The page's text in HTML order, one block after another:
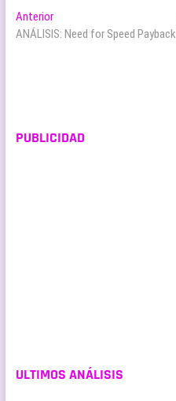
Navegación
de
AnteriorEntrada
anterior:
ANÁLISIS: Need for Speed Payback
PUBLICIDAD
ULTIMOS ANÁLISIS